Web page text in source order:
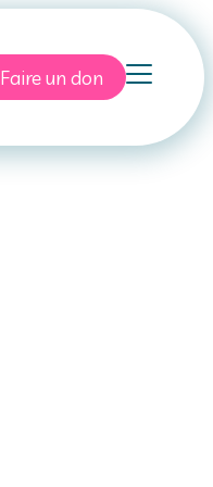
Faire un don